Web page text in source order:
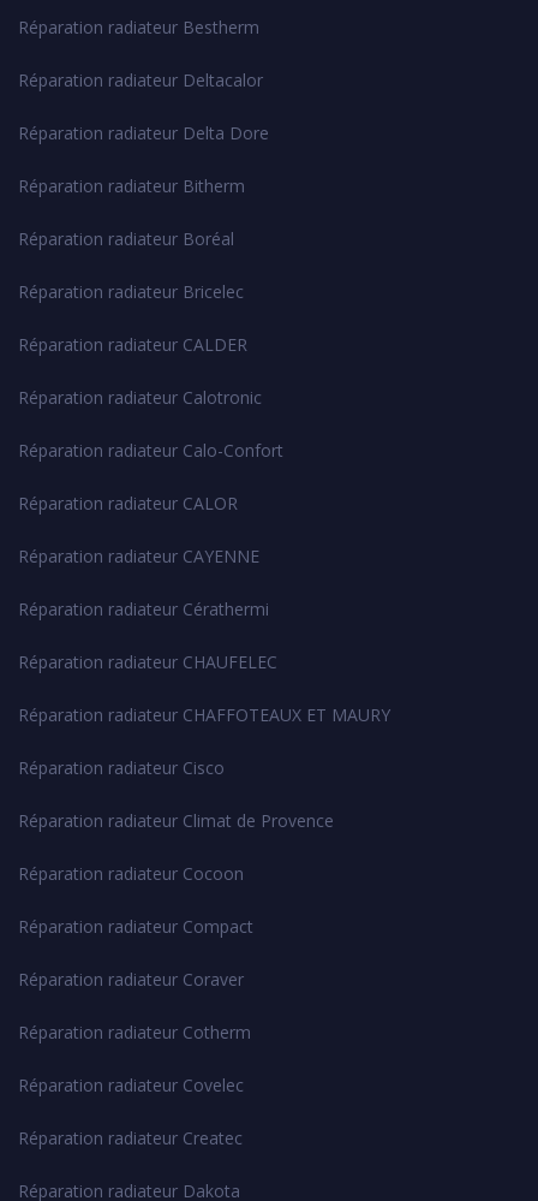
Réparation radiateur Bestherm
Réparation radiateur Deltacalor
Réparation radiateur Delta Dore
Réparation radiateur Bitherm
Réparation radiateur Boréal
Réparation radiateur Bricelec
Réparation radiateur CALDER
Réparation radiateur Calotronic
Réparation radiateur Calo-Confort
Réparation radiateur CALOR
Réparation radiateur CAYENNE
Réparation radiateur Cérathermi
Réparation radiateur CHAUFELEC
Réparation radiateur CHAFFOTEAUX ET MAURY
Réparation radiateur Cisco
Réparation radiateur Climat de Provence
Réparation radiateur Cocoon
Réparation radiateur Compact
Réparation radiateur Coraver
Réparation radiateur Cotherm
Réparation radiateur Covelec
Réparation radiateur Createc
Réparation radiateur Dakota